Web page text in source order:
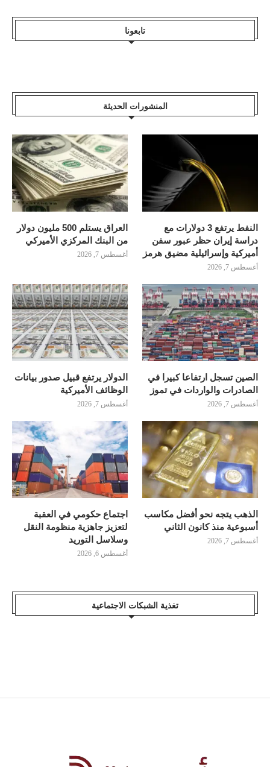
تابعونا
المنشورات الحديثة
النفط يرتفع 3 دولارات مع
دراسة إيران حظر عبور سفن
أميركية وإسرائيلية مضيق هرمز
أغسطس 7, 2026
العراق يستلم 500 مليون دولار
من البنك المركزي الأميركي
أغسطس 7, 2026
الصين تسجل ارتفاعا كبيرا في
الصادرات والواردات في تموز
أغسطس 7, 2026
الدولار يرتفع قبيل صدور بيانات
الوظائف الأميركية
أغسطس 7, 2026
الذهب يتجه نحو أفضل مكاسب
أسبوعية منذ كانون الثاني
أغسطس 7, 2026
اجتماع حكومي في العقبة
لتعزيز جاهزية منظومة النقل
وسلاسل التوريد
أغسطس 6, 2026
تغذية الشبكات الاجتماعية